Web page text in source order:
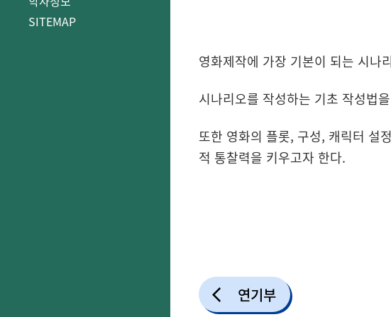
SITEMAP
영화제작에 가장 기본이 되는 시나
시나리오를 작성하는 기초 작성법
또한 영화의 플롯, 구성, 캐릭터 설
적 통찰력을 키우고자 한다.
연기부